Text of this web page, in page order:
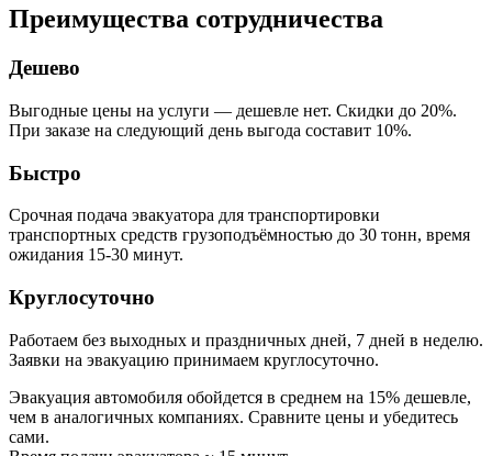
Преимущества сотрудничества
Дешево
Выгодные цены на услуги — дешевле нет. Скидки до 20%.
При заказе на следующий день выгода составит 10%.
Быстро
Срочная подача эвакуатора для транспортировки
транспортных средств грузоподъёмностью до 30 тонн, время
ожидания 15-30 минут.
Круглосуточно
Работаем без выходных и праздничных дней, 7 дней в неделю.
Заявки на эвакуацию принимаем круглосуточно.
Эвакуация автомобиля обойдется в среднем на 15% дешевле,
чем в аналогичных компаниях. Сравните цены и убедитесь
сами.